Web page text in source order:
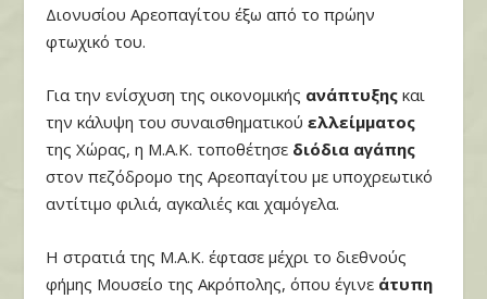
Διονυσίου Αρεοπαγίτου έξω από το πρώην
φτωχικό του.
Για την ενίσχυση της οικονομικής ανάπτυξης και
την κάλυψη του συναισθηματικούελλείμματος
της Χώρας, η Μ.Α.Κ. τοποθέτησε διόδια αγάπης
στον πεζόδρομο της Αρεοπαγίτου με υποχρεωτικό
αντίτιμο φιλιά, αγκαλιές και χαμόγελα.
Η στρατιά της Μ.Α.Κ. έφτασε μέχρι το διεθνούς
φήμης Μουσείο της Ακρόπολης, όπου έγινε άτυπη